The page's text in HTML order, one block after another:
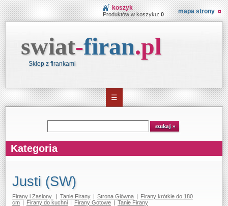
koszyk
Produktów w koszyku:0 mapa strony
swiat-firan.pl
Sklep z firankami
☰
Kategoria
Justi (SW)
Firany i Zasłony | Tanie Firany | Strona Główna | Firany krótkie do 180
cm | Firany do kuchni | Firany Gotowe | Tanie Firany